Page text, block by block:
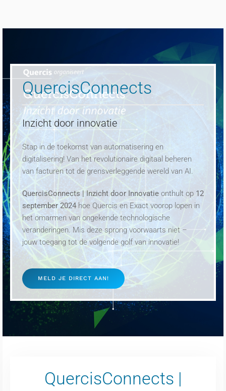
QuercisConnects
Inzicht door innovatie
Stap in de toekomst van automatisering en
digitalisering! Van het revolutionaire digitaal beheren
van facturen tot de grensverleggende wereld van AI.
QuercisConnects | Inzicht door Innovatie onthult op 12
september 2024hoe Quercis en Exact voorop lopen in
het omarmen van ongekende technologische
veranderingen. Mis deze sprong voorwaarts niet –
jouw toegang tot de volgende golf van innovatie!
MELD JE DIRECT AAN!
QuercisConnects |